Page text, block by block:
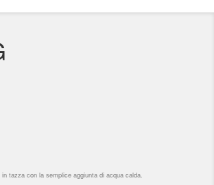
tazza con la semplice aggiunta di acqua calda.